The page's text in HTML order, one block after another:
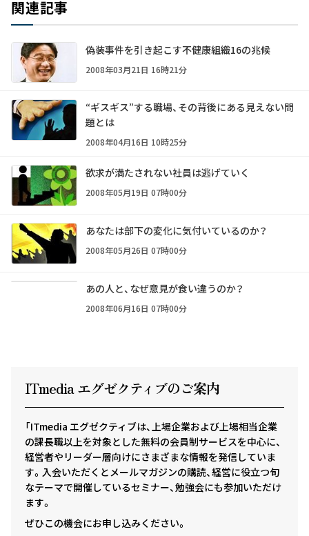
関連記事
偽装事件を引き起こす不健康組織16の兆候
2008年03月21日 16時21分
“ギスギス”する職場、その背後にある見えない問
題とは
2008年04月16日 10時25分
欲求が満たされない社員は逃げていく
2008年05月19日 07時00分
あなたは部下の変化に気付いているのか？
2008年05月26日 07時00分
あの人と、なぜ意見が食い違うのか？
2008年06月16日 07時00分
ITmedia エグゼクティ ブのご案内
「ITmedia エグゼクティブは、上場企業および上場相当企業
の課長職以上を対象とした無料の会員制サービスを中心に、
経営者やリーダー層向けにさまざまな情報を発信していま
す。入会いただくとメールマガジンの購読、経営に役立つ旬
なテーマで開催しているセミナー、勉強会にも参加いただけ
ます。
ぜひこの機会にお申し込みください。